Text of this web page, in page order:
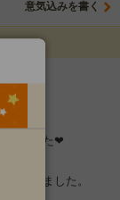
意気込みを書く
しました❤
なりました。